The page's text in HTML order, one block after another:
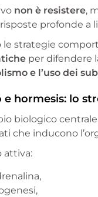
non è resistere,
profonde a
le strategie
per difendere
e l’uso dei
e hormesis: lo
biologico centrale
che inducono
attiva: